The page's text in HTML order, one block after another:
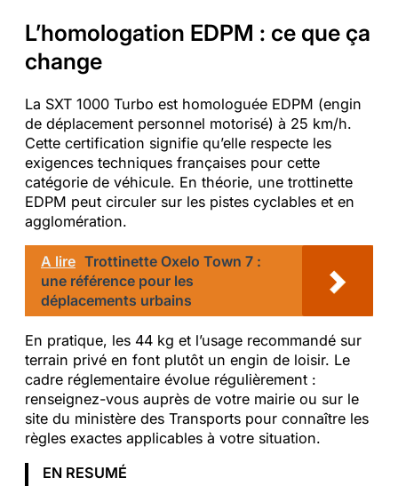
L’homologation EDPM : ce que ça
change
La SXT 1000 Turbo est homologuée EDPM (engin
de déplacement personnel motorisé) à 25 km/h.
Cette certification signifie qu’elle respecte les
exigences techniques françaises pour cette
catégorie de véhicule. En théorie, une trottinette
EDPM peut circuler sur les pistes cyclables et en
agglomération.
A lire Trottinette Oxelo Town 7 :
une référence pour les
déplacements urbains
En pratique, les 44 kg et l’usage recommandé sur
terrain privé en font plutôt un engin de loisir. Le
cadre réglementaire évolue régulièrement :
renseignez-vous auprès de votre mairie ou sur le
site du ministère des Transports pour connaître les
règles exactes applicables à votre situation.
EN RESUMÉ